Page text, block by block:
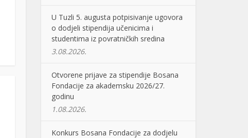
U Tuzli 5. augusta potpisivanje ugovora
o dodjeli stipendija učenicima i
studentima iz povratničkih sredina
3.08.2026.
Otvorene prijave za stipendije Bosana
Fondacije za akademsku 2026/27.
godinu
1.08.2026.
Konkurs Bosana Fondacije za dodjelu